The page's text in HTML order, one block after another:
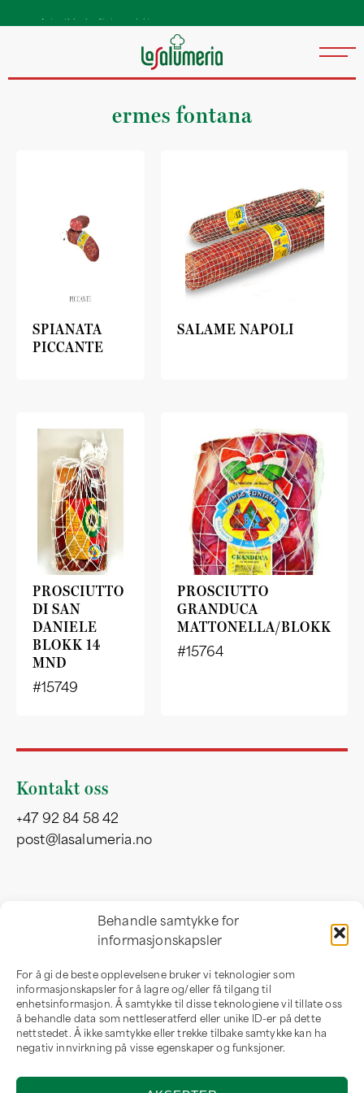
Behandle samtykke for
informasjonskapsler
For å gi de beste opplevelsene bruker vi teknologier som
informasjonskapsler for å lagre og/eller få tilgang til
enhetsinformasjon. Å samtykke til disse teknologiene vil tillate oss
å behandle data som nettleseratferd eller unike ID-er på dette
nettstedet. Å ikke samtykke eller trekke tilbake samtykke kan ha
negativ innvirkning på visse egenskaper og funksjoner.
ermes fontana
SPIANATA
PICCANTE
SALAME NAPOLI
PROSCIUTTO
DI SAN
DANIELE
BLOKK 14
MND
#15749
PROSCIUTTO
GRANDUCA
MATTONELLA/BLOKK
#15764
Kontakt oss
+47 92 84 58 42
post@lasalumeria.no
Professor Birkelandsvei 32 b
1081 Oslo
Norge